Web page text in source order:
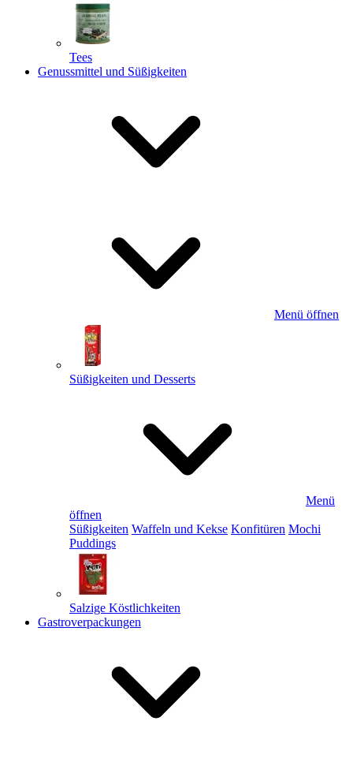
Tees
Genussmittel und Süßigkeiten
Menü öffnen
Süßigkeiten und Desserts
Menü
öffnen
Süßigkeiten Waffeln und Kekse Konfitüren Mochi
Puddings
Salzige Köstlichkeiten
Gastroverpackungen